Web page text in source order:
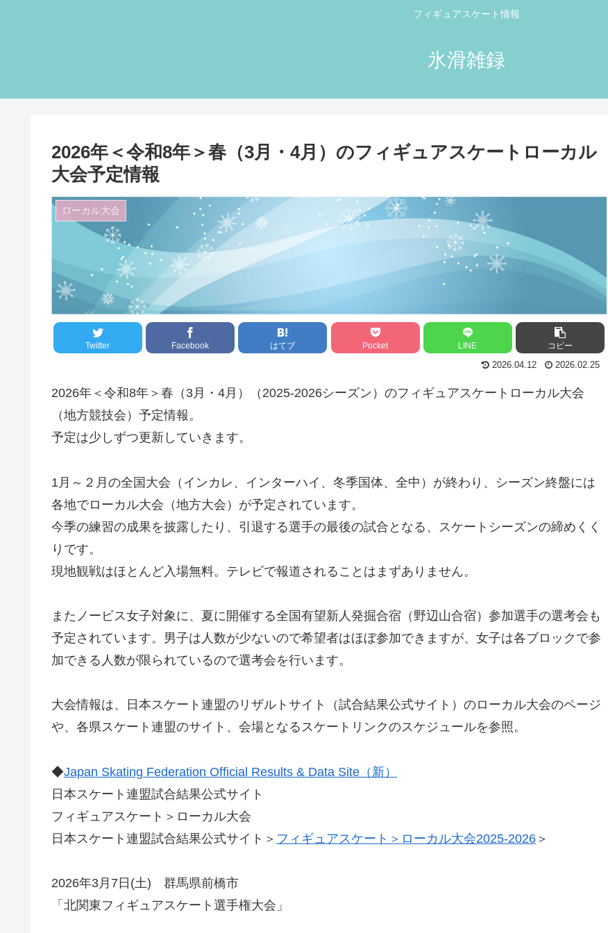
フィギュアスケート情報
氷滑雑録
2026年＜令和8年＞春（3月・4月）のフィギュアスケートローカル
大会予定情報
ローカル大会
Twitter Facebook はてブ Pocket LINE コピー
2026.04.12 2026.02.25
2026年＜令和8年＞春（3月・4月）（2025-2026シーズン）のフィギュアスケートローカル大会
（地方競技会）予定情報。
予定は少しずつ更新していきます。
1月～２月の全国大会（インカレ、インターハイ、冬季国体、全中）が終わり、シーズン終盤には
各地でローカル大会（地方大会）が予定されています。
今季の練習の成果を披露したり、引退する選手の最後の試合となる、スケートシーズンの締めくく
りです。
現地観戦はほとんど入場無料。テレビで報道されることはまずありません。
またノービス女子対象に、夏に開催する全国有望新人発掘合宿（野辺山合宿）参加選手の選考会も
予定されています。男子は人数が少ないので希望者はほぼ参加できますが、女子は各ブロックで参
加できる人数が限られているので選考会を行います。
大会情報は、日本スケート連盟のリザルトサイト（試合結果公式サイト）のローカル大会のページ
や、各県スケート連盟のサイト、会場となるスケートリンクのスケジュールを参照。
◆Japan Skating Federation Official Results & Data Site（新）
日本スケート連盟試合結果公式サイト
フィギュアスケート＞ローカル大会
日本スケート連盟試合結果公式サイト＞ フィギュアスケート＞ローカル大会2025-2026 ＞
2026年3月7日(土) 群馬県前橋市
「北関東フィギュアスケート選手権大会」